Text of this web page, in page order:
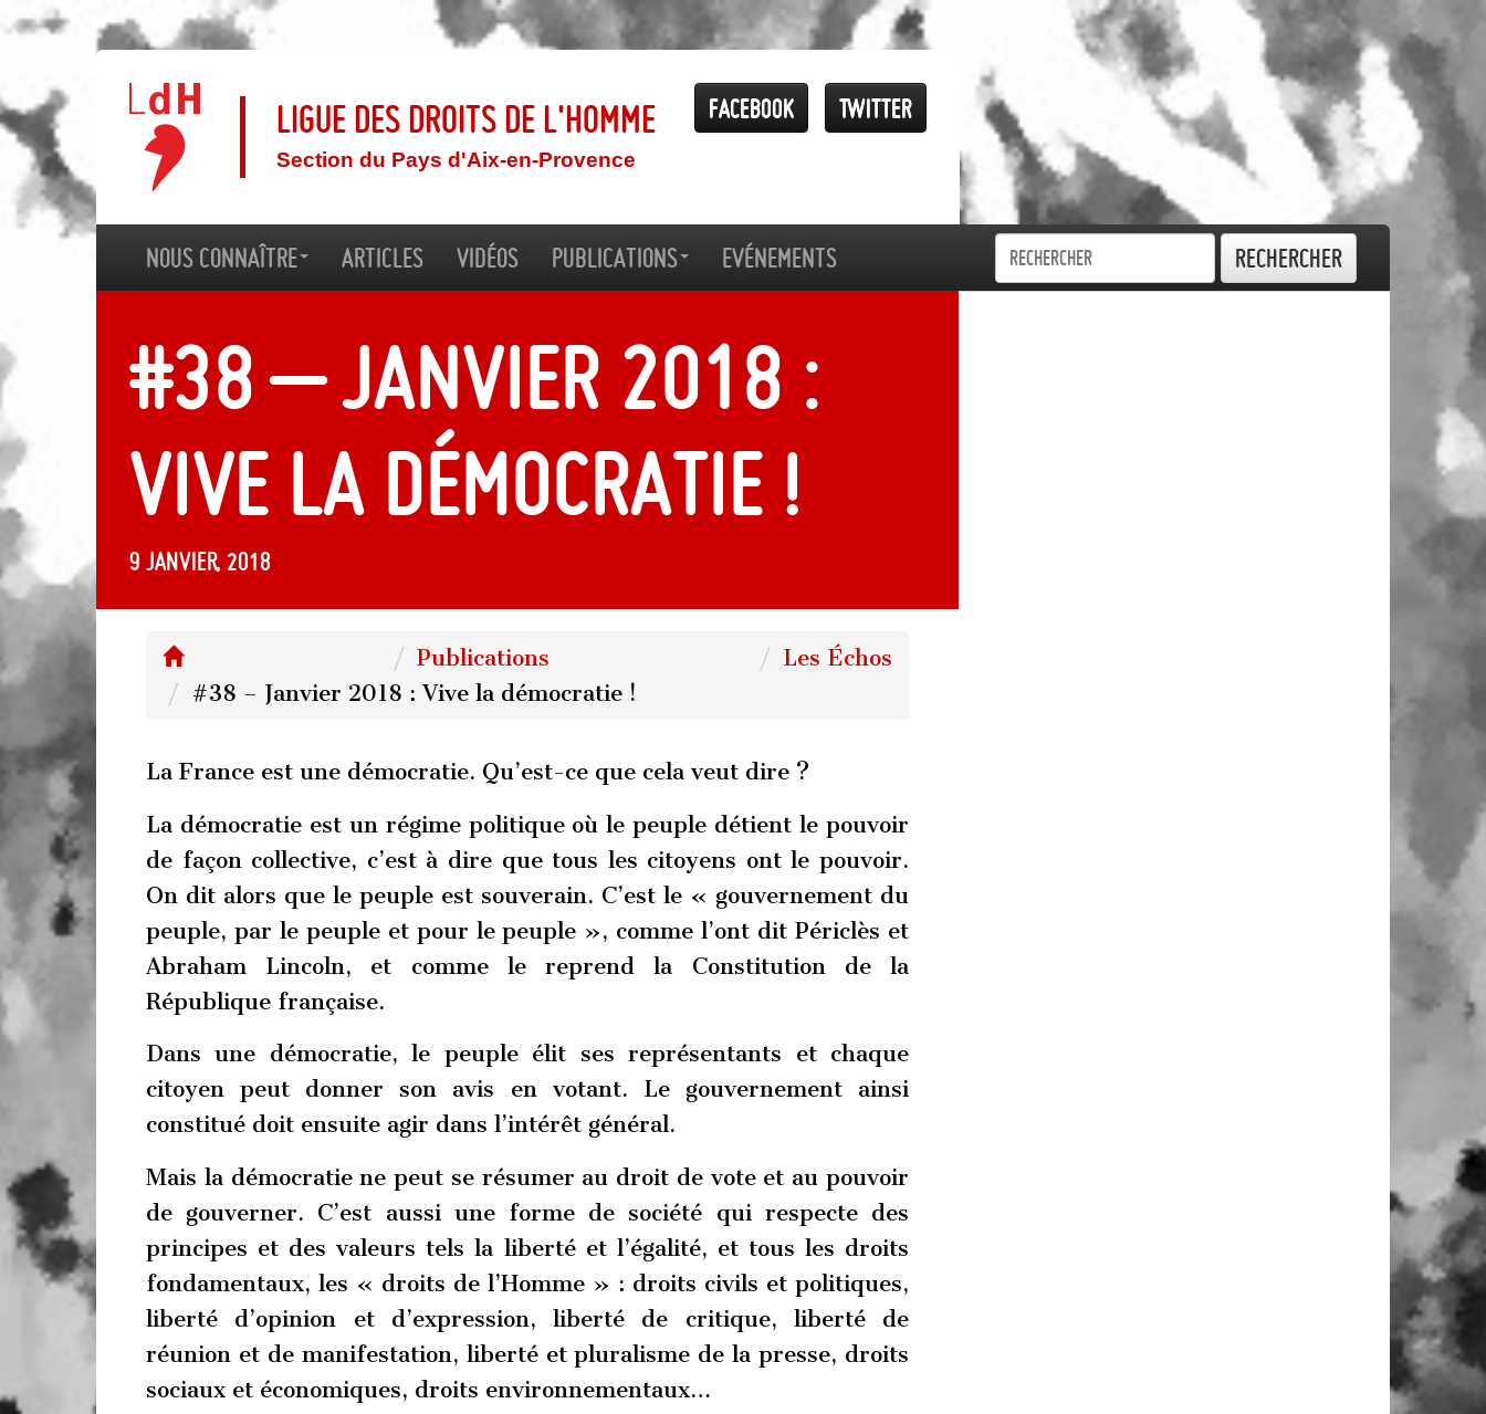
Twitter
Facebook
Ligue des droits de l'Homme
Section du Pays d'Aix-en-Provence
Nous connaître Articles Vidéos Publications Evénements Rechercher
#38 – Janvier 2018 :
Vive la démocratie !
9 janvier, 2018
Publications
Les Échos
#38 – Janvier 2018 : Vive la démocratie !
La France est une démocratie. Qu’est-ce que cela veut dire ?
La démocratie est un régime politique où le peuple détient le pouvoir
de façon collective, c’est à dire que tous les citoyens ont le pouvoir.
On dit alors que le peuple est souverain. C’est le « gouvernement du
peuple, par le peuple et pour le peuple », comme l’ont dit Périclès et
Abraham Lincoln, et comme le reprend la Constitution de la
République française.
Dans une démocratie, le peuple élit ses représentants et chaque
citoyen peut donner son avis en votant. Le gouvernement ainsi
constitué doit ensuite agir dans l’intérêt général.
Mais la démocratie ne peut se résumer au droit de vote et au pouvoir
de gouverner. C’est aussi une forme de société qui respecte des
principes et des valeurs tels la liberté et l’égalité, et tous les droits
fondamentaux, les « droits de l’Homme » : droits civils et politiques,
liberté d’opinion et d’expression, liberté de critique, liberté de
réunion et de manifestation, liberté et pluralisme de la presse, droits
sociaux et économiques, droits environnementaux…